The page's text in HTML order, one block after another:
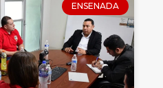
ENSENADA